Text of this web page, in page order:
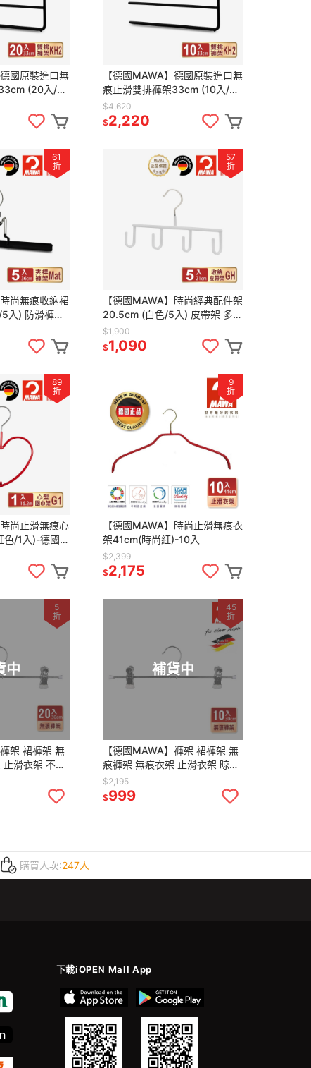
國原裝進口無
(20入/黑
衣架 無痕褲架
【德國MAWA】德國原裝進口無
痕止滑雙排褲架33cm (10入/黑
色) 防滑衣架 止滑衣架 無痕褲架
止滑褲夾 褲架
$4,620
$2,220
61
折
尚無痕收納裙
入) 防滑褲架
無痕褲架 衣
57
折
【德國MAWA】時尚經典配件架
20.5cm (白色/5入) 皮帶架 多功
能掛鉤 帽子架 多功能收納 掛皮
帶 帽子收納
$1,900
$1,090
89
折
尚止滑無痕心
色/1入)-德國原
9
折
【德國MAWA】時尚止滑無痕衣
架41cm(時尚紅)-10入
$2,399
$2,175
中
5
折
架 裙褲架 無
滑衣架 不鏽
衣架 (德國原
補貨中
45
折
【德國MAWA】褲架 裙褲架 無
痕褲架 無痕衣架 止滑衣架 晾衣
架 不鏽鋼衣架 掛衣架 防滑衣架
(德國原裝進口)
$2,195
$999
購買人次:247人
下載iOPEN Mall App